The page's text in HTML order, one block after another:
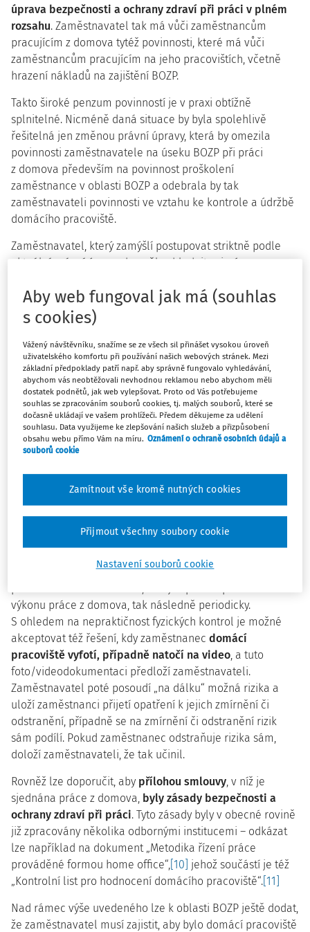
úprava bezpečnosti a ochrany zdraví při práci v plném
rozsahu. Zaměstnavatel tak má vůči zaměstnancům
pracujícím z domova tytéž povinnosti, které má vůči
zaměstnancům pracujícím na jeho pracovištích, včetně
hrazení nákladů na zajištění BOZP.
Takto široké penzum povinností je v praxi obtížně
splnitelné. Nicméně daná situace by byla spolehlivě
řešitelná jen změnou právní úpravy, která by omezila
povinnosti zaměstnavatele na úseku BOZP při práci
z domova především na povinnost proškolení
zaměstnance v oblasti BOZP a odebrala by tak
zaměstnavateli povinnosti ve vztahu ke kontrole a údržbě
domácího pracoviště.
Zaměstnavatel, který zamýšlí postupovat striktně podle
aktuální právní úpravy, by měl zohlednit zejména
zjednodušení rozdělit na povinnosti zaměstnavatele ve
vztahu kvykonávané práci
pracovišti, na němž je práce vykonávána
vztahu k vykonávané práci zahrnují zpravidlaproškolení
zaměstnance a informování o rizicíchspojených
s výkonem práce, včetně proškolení z oblastizákladů
první pomoci. Tyto povinnosti jsou splnitelné i ve vztahu
k zaměstnancům pracujícím z domova, a zaměstnavatel
by je proto měl prokazatelně splnit totožným způsobem,
jakým postupuje vůči zaměstnancům pracujícím na jeho
práci z domova byla obsažena povinnost zaměstnance
dostavit se v případě potřeby na pokyn zaměstnavatele na
povinnosti ve vztahu k domácímu pracovišti
zaměstnavatel provádí pravidelnou kontrolu
výkonu práce z domova, tak následně periodicky.
S ohledem na nepraktičnost fyzických kontrol je možné
akceptovat též řešení, kdy zaměstnanec domácí
pracoviště vyfotí, případně natočí na video, a tuto
foto/videodokumentaci předloží zaměstnavateli.
Zaměstnavatel poté posoudí „na dálku“ možná rizika a
uloží zaměstnanci přijetí opatření k jejich zmírnění či
odstranění, případně se na zmírnění či odstranění rizik
sám podílí. Pokud zaměstnanec odstraňuje rizika sám,
doloží zaměstnavateli, že tak učinil.
Rovněž lze doporučit, aby přílohou smlouvy, v níž je
sjednána práce z domova, byly zásady bezpečnosti a
ochrany zdraví při práci. Tyto zásady byly v obecné rovině
již zpracovány několika odbornými institucemi – odkázat
lze například na dokument „Metodika řízení práce
prováděné formou home office“, [10] jehož součástí je též
„Kontrolní list pro hodnocení domácího pracoviště“. [11]
Nad rámec výše uvedeného lze k oblasti BOZP ještě dodat,
že zaměstnavatel musí zajistit, aby bylo domácí pracoviště
Aby web fungoval jak má (souhlas
s cookies)
Vážený návštěvníku, snažíme se ze všech sil přinášet vysokou úroveň
uživatelského komfortu při používání našich webových stránek. Mezi
základní předpoklady patří např. aby správně fungovalo vyhledávání,
abychom vás neobtěžovali nevhodnou reklamou nebo abychom měli
dostatek podnětů, jak web vylepšovat. Proto od Vás potřebujeme
souhlas se zpracováním souborů cookies, tj. malých souborů, které se
dočasně ukládají ve vašem prohlížeči. Předem děkujeme za udělení
souhlasu. Data využijeme ke zlepšování našich služeb a přizpůsobení
obsahu webu přímo Vám na míru. Oznámení o ochraně osobních údajů a
souborů cookie
Nastavení souborů cookie
Zamítnout vše kromě nutných cookies
Přijmout všechny soubory cookie